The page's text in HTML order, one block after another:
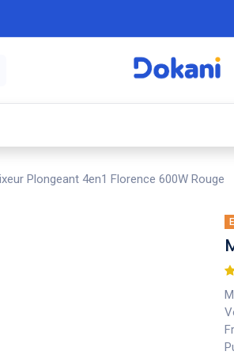
Plongeant 4en1 Florence 600W Rouge